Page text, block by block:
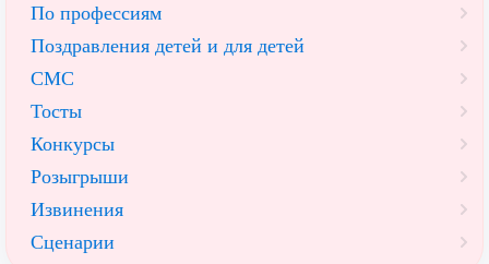
По профессиям
Поздравления детей и для детей
СМС
Тосты
Конкурсы
Розыгрыши
Извинения
Сценарии